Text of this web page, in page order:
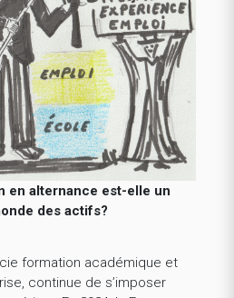
en alternance est-elle un
des actifs?
formation académique et
continue de s’imposer